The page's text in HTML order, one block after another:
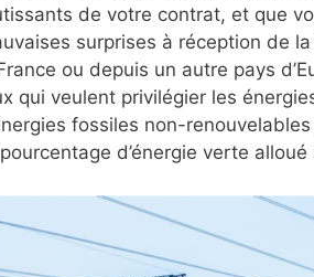
de votre contrat, et que
surprises à réception de
ou depuis un autre pays
qui veulent privilégier les
fossiles non-
d’énergie verte